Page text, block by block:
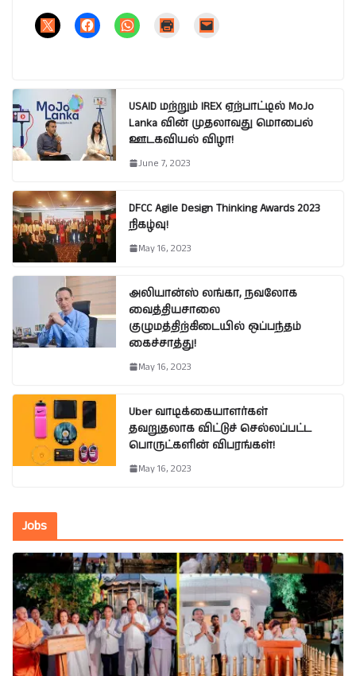
USAID மற்றும் IREX ஏற்பாட்டில் MoJo
Lanka வின் முதலாவது மொபைல்
ஊடகவியல் விழா!
June 7, 2023
DFCC Agile Design Thinking Awards 2023
நிகழ்வு!
May 16, 2023
அலியான்ஸ் லங்கா, நவலோக
வைத்தியசாலை
குழுமத்திற்கிடையில் ஒப்பந்தம்
கைச்சாத்து!
May 16, 2023
Uber வாடிக்கையாளர்கள்
தவறுதலாக விட்டுச் செல்லப்பட்ட
பொருட்களின் விபரங்கள்!
May 16, 2023
Jobs